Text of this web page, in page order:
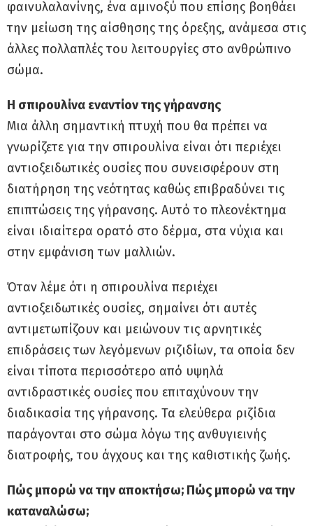
φαινυλαλανίνης, ένα αμινοξύ που επίσης βοηθάει
την μείωση της αίσθησης της όρεξης, ανάμεσα στις
άλλες πολλαπλές του λειτουργίες στο ανθρώπινο
σώμα.
Η σπιρουλίνα εναντίον της γήρανσης
Μια άλλη σημαντική πτυχή που θα πρέπει να
γνωρίζετε για την σπιρουλίνα είναι ότι περιέχει
αντιοξειδωτικές ουσίες που συνεισφέρουν στη
διατήρηση της νεότητας καθώς επιβραδύνει τις
επιπτώσεις της γήρανσης. Αυτό το πλεονέκτημα
είναι ιδιαίτερα ορατό στο δέρμα, στα νύχια και
στην εμφάνιση των μαλλιών.
Όταν λέμε ότι η σπιρουλίνα περιέχει
αντιοξειδωτικές ουσίες, σημαίνει ότι αυτές
αντιμετωπίζουν και μειώνουν τις αρνητικές
επιδράσεις των λεγόμενων ριζιδίων, τα οποία δεν
είναι τίποτα περισσότερο από υψηλά
αντιδραστικές ουσίες που επιταχύνουν την
διαδικασία της γήρανσης. Τα ελεύθερα ριζίδια
παράγονται στο σώμα λόγω της ανθυγιεινής
διατροφής, του άγχους και της καθιστικής ζωής.
Πώς μπορώ να την αποκτήσω; Πώς μπορώ να την
καταναλώσω;